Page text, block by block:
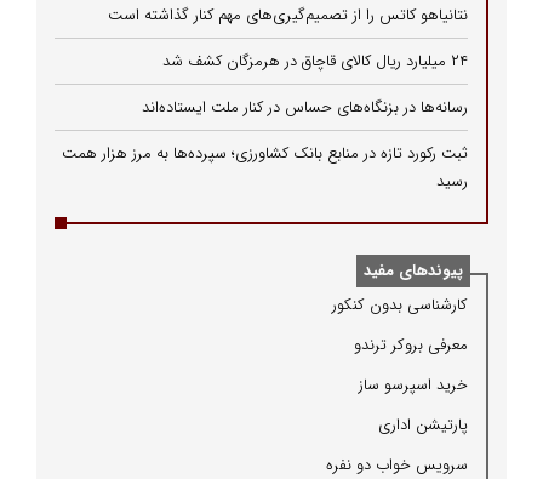
نتانیاهو کاتس را از تصمیم‌گیری‌های مهم کنار گذاشته است
۲۴ میلیارد ریال کالای قاچاق در هرمزگان کشف شد
رسانه‌ها در بزنگاه‌های حساس در کنار ملت ایستاده‌اند
ثبت رکورد تازه در منابع بانک کشاورزی؛ سپرده‌ها به مرز هزار همت
رسید
پیوندهای مفید
كارشناسی بدون كنكور
معرفی بروكر ترندو
خرید اسپرسو ساز
پارتیشن اداری
سرویس خواب دو نفره